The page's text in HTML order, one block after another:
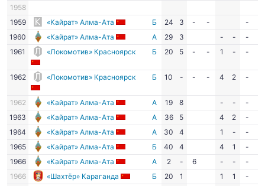
1958
1959
«Кайрат» Алма-Ата Б 24 3 - - -
1960
«Кайрат» Алма-Ата А 29 3 - - -
1961
«Локомотив» Красноярск Б 20 5 - - 1 - -
1962 «Локомотив» Красноярск Б 10 - - - 4 2 -
1962 «Кайрат» Алма-Ата А 19 8 - - -
1963
«Кайрат» Алма-Ата А 36 5 4 2 -
1964
«Кайрат» Алма-Ата А 30 4 1 - -
1965
«Кайрат» Алма-Ата Б 40 4 4 1 -
1966
«Кайрат» Алма-Ата А 2 - 6 - - -
1966
«Шахтёр» Караганда Б 20 1 1 1 -